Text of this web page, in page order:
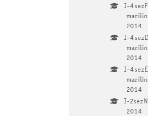
I-
2014
I-
2014
I-
2014
I-
2014